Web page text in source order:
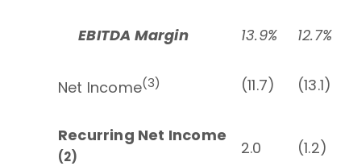
EBITDA Margin 13.9% 12.7%
Net Income(3) (11.7) (13.1)
Recurring Net Income
(2) 2.0 (1.2)